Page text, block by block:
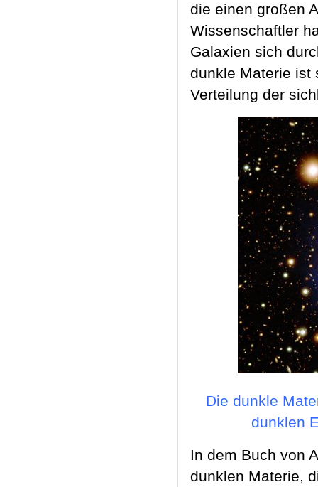
die einen großen
Wissenschaftler
Galaxien sich
dunkle Materie ist
Verteilung der
Die dunkle
dunklen
In dem Buch von
dunklen Materie,